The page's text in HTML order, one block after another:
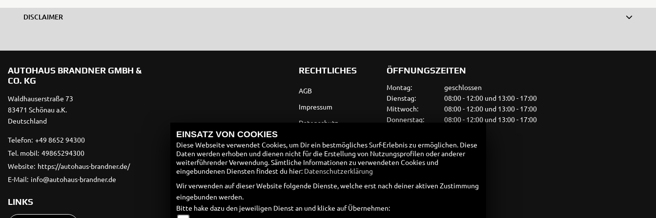
DISCLAIMER
AUTOHAUS BRANDNER GMBH &
CO. KG
Waldhauserstraße 73
83471 Schönau a.K.
Deutschland
Telefon: +49 8652 94300
Tel. mobil: 49865294300
Website: https://autohaus-brandner.de/
E-Mail: info@autohaus-brandner.de
LINKS
RECHTLICHES
AGB
Impressum
Datenschutz
Barrierefreiheit
Batteriegesetz
Altölverordnung
ÖFFNUNGSZEITEN
Montag:
geschlossen
Dienstag:
08:00 - 12:00 und 13:00 - 17:00
Mittwoch:
08:00 - 12:00 und 13:00 - 17:00
Donnerstag:
08:00 - 12:00 und 13:00 - 17:00
Samstag:
geschlossen
Sonntag:
geschlossen
Samstag nach Vereinbarung
EINSATZ VON COOKIES
Diese Webseite verwendet Cookies, um Dir ein bestmögliches Surf-Erlebnis zu ermöglichen. Diese
Daten werden erhoben und dienen nicht für die Erstellung von Nutzungsprofilen oder anderer
weiterführender Verwendung. Sämtliche Informationen zu verwendeten Cookies und
eingebundenen Diensten findest du hier: Datenschutzerklärung
Wir verwenden auf dieser Website folgende Dienste, welche erst nach deiner aktiven Zustimmung
eingebunden werden.
Bitte hake dazu den jeweiligen Dienst an und klicke auf Übernehmen: